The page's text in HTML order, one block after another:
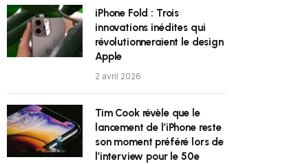
iPhone Fold : Trois
innovations inédites qui
révolutionneraient le design
Apple
2 avril 2026
Tim Cook révèle que le
lancement de l’iPhone reste
son moment préféré lors de
l’interview pour le 50e